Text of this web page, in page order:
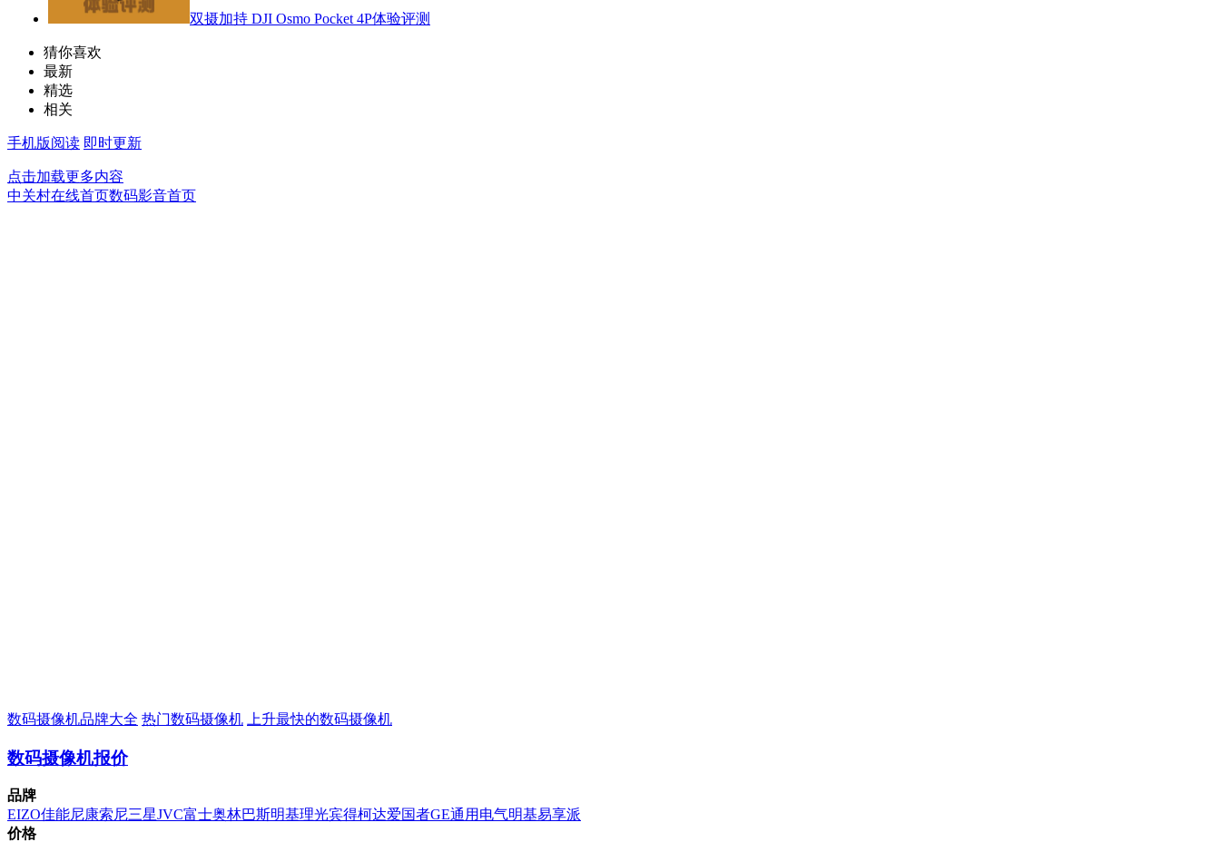
双摄加持 DJI Osmo Pocket 4P体验评测
猜你喜欢
最新
精选
相关
手机版阅读 即时更新
点击加载更多内容
中关村在线首页数码影音首页
数码摄像机品牌大全 热门数码摄像机 上升最快的数码摄像机
数码摄像机报价
品牌
EIZO佳能尼康索尼三星JVC富士奥林巴斯明基理光宾得柯达爱国者GE通用电气明基易享派
价格